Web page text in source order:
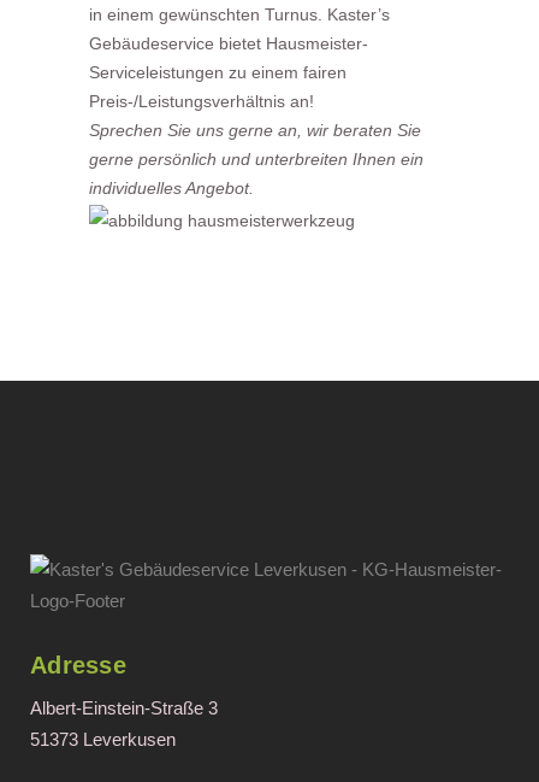
in einem gewünschten Turnus. Kaster’s
Gebäudeservice bietet Hausmeister-
Serviceleistungen zu einem fairen
Preis-/Leistungsverhältnis an!
Sprechen Sie uns gerne an, wir beraten Sie
gerne persönlich und unterbreiten Ihnen ein
individuelles Angebot.
Adresse
Albert-Einstein-Straße 3
51373 Leverkusen